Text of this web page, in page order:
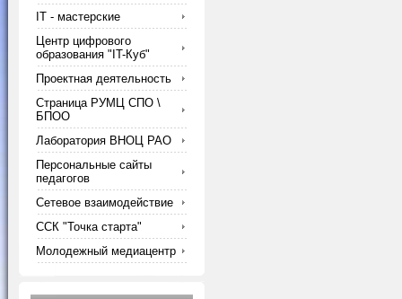
IT - мастерские
Центр цифрового
образования "IT-Куб"
Проектная деятельность
Страница РУМЦ СПО \
БПОО
Лаборатория ВНОЦ РАО
Персональные сайты
педагогов
Сетевое взаимодействие
ССК "Точка старта"
Молодежный медиацентр